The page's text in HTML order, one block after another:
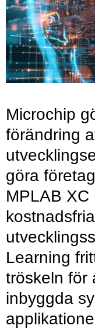
Microchip
förändring
göra
MPLAB XC
Learning
tröskeln för
inbyggda